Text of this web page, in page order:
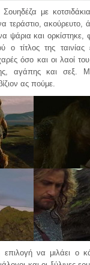
με
τεράστιο,
ψάρια και ορκίστηκε,
τίτλος της ταινίας
όσο και οι λαοί
αγάπης και σεξ.
ας πούμε.
επιλογή να μιλάει ο